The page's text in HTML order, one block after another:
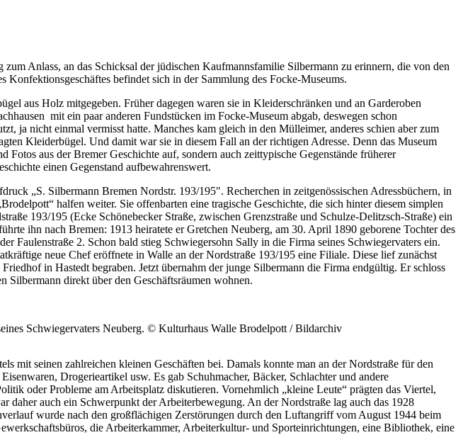
Anlass, an das Schicksal der jüdischen Kaufmannsfamilie Silbermann zu erinnern, die von den
Konfektionsgeschäftes befindet sich in der Sammlung des Focke-Museums.
aus Holz mitgegeben. Früher dagegen waren sie in Kleiderschränken und an Garderoben
mit ein paar anderen Fundstücken im Focke-Museum abgab, deswegen schon
ja nicht einmal vermisst hatte. Manches kam gleich in den Mülleimer, anderes schien aber zum
Kleiderbügel. Und damit war sie in diesem Fall an der richtigen Adresse. Denn das Museum
aus der Bremer Geschichte auf, sondern auch zeittypische Gegenstände früherer
einen Gegenstand aufbewahrenswert.
„S. Silbermann Bremen Nordstr. 193/195″. Recherchen in zeitgenössischen Adressbüchern, in
halfen weiter. Sie offenbarten eine tragische Geschichte, die sich hinter diesem simplen
193/195 (Ecke Schönebecker Straße, zwischen Grenzstraße und Schulze-Delitzsch-Straße) ein
ihn nach Bremen: 1913 heiratete er Gretchen Neuberg, am 30. April 1890 geborene Tochter des
Faulenstraße 2. Schon bald stieg Schwiegersohn Sally in die Firma seines Schwiegervaters ein.
neue Chef eröffnete in Walle an der Nordstraße 193/195 eine Filiale. Diese lief zunächst
in Hastedt begraben. Jetzt übernahm der junge Silbermann die Firma endgültig. Er schloss
Silbermann direkt über den Geschäftsräumen wohnen.
Schwiegervaters Neuberg. © Kulturhaus Walle Brodelpott / Bildarchiv
mit seinen zahlreichen kleinen Geschäften bei. Damals konnte man an der Nordstraße für den
Drogerieartikel usw. Es gab Schuhmacher, Bäcker, Schlachter und andere
oder Probleme am Arbeitsplatz diskutieren. Vornehmlich „kleine Leute“ prägten das Viertel,
auch ein Schwerpunkt der Arbeiterbewegung. An der Nordstraße lag auch das 1928
wurde nach den großflächigen Zerstörungen durch den Luftangriff vom August 1944 beim
die Arbeiterkammer, Arbeiterkultur- und Sporteinrichtungen, eine Bibliothek, eine